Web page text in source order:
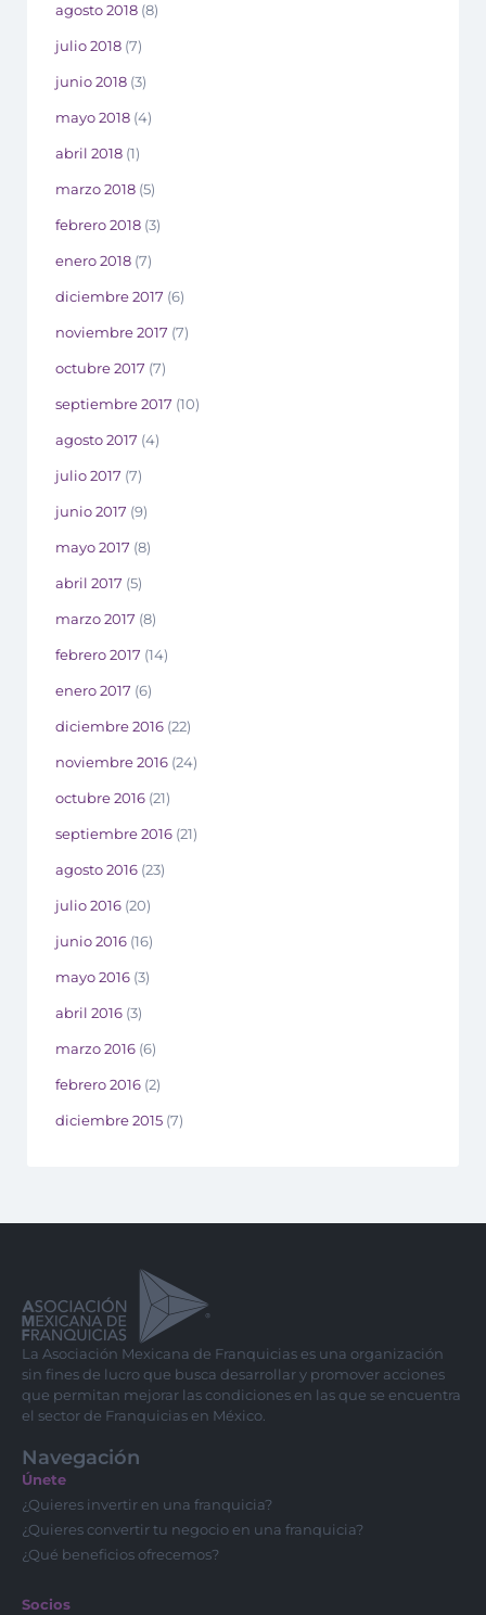
agosto 2018 (8)
julio 2018 (7)
junio 2018 (3)
mayo 2018 (4)
abril 2018 (1)
marzo 2018 (5)
febrero 2018 (3)
enero 2018 (7)
diciembre 2017 (6)
noviembre 2017 (7)
octubre 2017 (7)
septiembre 2017 (10)
agosto 2017 (4)
julio 2017 (7)
junio 2017 (9)
mayo 2017 (8)
abril 2017 (5)
marzo 2017 (8)
febrero 2017 (14)
enero 2017 (6)
diciembre 2016 (22)
noviembre 2016 (24)
octubre 2016 (21)
septiembre 2016 (21)
agosto 2016 (23)
julio 2016 (20)
junio 2016 (16)
mayo 2016 (3)
abril 2016 (3)
marzo 2016 (6)
febrero 2016 (2)
diciembre 2015 (7)
La Asociación Mexicana de Franquicias es una organización
sin fines de lucro que busca desarrollar y promover acciones
que permitan mejorar las condiciones en las que se encuentra
el sector de Franquicias en México.
Navegación
Únete
¿Quieres invertir en una franquicia?
¿Quieres convertir tu negocio en una franquicia?
¿Qué beneficios ofrecemos?
Socios